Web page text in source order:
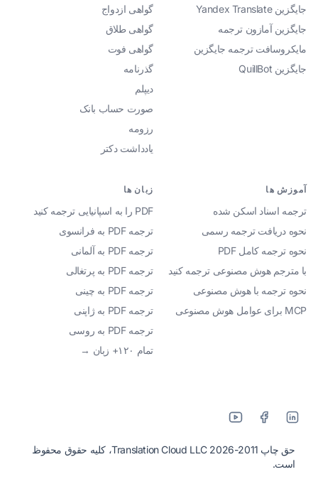
جایگزین Yandex Translate
جایگزین آمازون ترجمه
مایکروسافت ترجمه جایگزین
جایگزین QuillBot
گواهی ازدواج
گواهی طلاق
گواهی فوت
گذرنامه
دیپلم
صورت حساب بانک
رزومه
یادداشت دکتر
آموزش ها
ترجمه اسناد اسکن شده
نحوه دریافت ترجمه رسمی
نحوه ترجمه کامل PDF
با مترجم هوش مصنوعی ترجمه کنید
نحوه ترجمه با هوش مصنوعی
MCP برای عوامل هوش مصنوعی
زبان ها
PDF را به اسپانیایی ترجمه کنید
ترجمه PDF به فرانسوی
ترجمه PDF به آلمانی
ترجمه PDF به پرتغالی
ترجمه PDF به چینی
ترجمه PDF به ژاپنی
ترجمه PDF به روسی
تمام ۱۲۰+ زبان →
حق چاپ 2011-2026 Translation Cloud LLC، کلیه حقوق محفوظ
است.